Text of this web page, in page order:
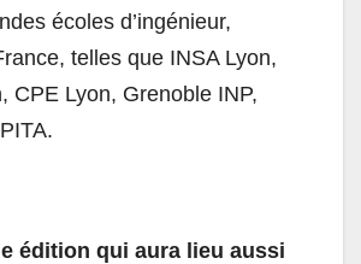
écoles d’ingénieur,
telles que INSA Lyon,
CPE Lyon, Grenoble INP,
édition qui aura lieu aussi